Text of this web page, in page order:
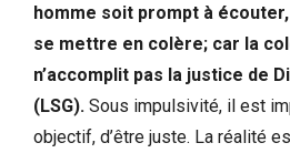
homme soit prompt à
se mettre en colère; car la
n’accomplit pas la justice de
(LSG). Sous impulsivité, il est
objectif, d’être juste. La réalité